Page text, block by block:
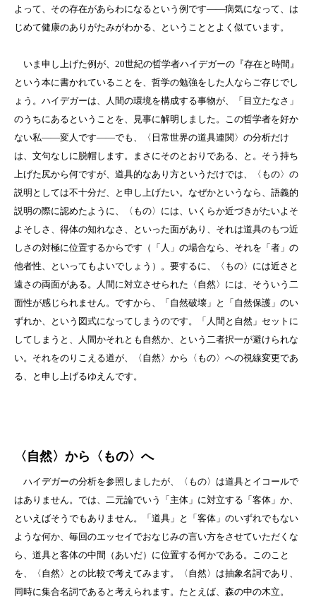
よって、その存在があらわになるという例です――病気になって、は
じめて健康のありがたみがわかる、ということとよく似ています。
いま申し上げた例が、20世紀の哲学者ハイデガーの『存在と時間』
という本に書かれていることを、哲学の勉強をした人ならご存じでし
ょう。ハイデガーは、人間の環境を構成する事物が、「目立たなさ」
のうちにあるということを、見事に解明しました。この哲学者を好か
ない私――変人です――でも、〈日常世界の道具連関〉の分析だけ
は、文句なしに脱帽します。まさにそのとおりである、と。そう持ち
上げた尻から何ですが、道具的なあり方というだけでは、〈もの〉の
説明としては不十分だ、と申し上げたい。なぜかというなら、語義的
説明の際に認めたように、〈もの〉には、いくらか近づきがたいよそ
よそしさ、得体の知れなさ、といった面があり、それは道具のもつ近
しさの対極に位置するからです（「人」の場合なら、それを「者」の
他者性、といってもよいでしょう）。要するに、〈もの〉には近さと
遠さの両面がある。人間に対立させられた〈自然〉には、そういう二
面性が感じられません。ですから、「自然破壊」と「自然保護」のい
ずれか、という図式になってしまうのです。「人間と自然」セットに
してしまうと、人間かそれとも自然か、という二者択一が避けられな
い。それをのりこえる道が、〈自然〉から〈もの〉への視線変更であ
る、と申し上げるゆえんです。
〈自然〉から〈もの〉へ
ハイデガーの分析を参照しましたが、〈もの〉は道具とイコールで
はありません。では、二元論でいう「主体」に対立する「客体」か、
といえばそうでもありません。「道具」と「客体」のいずれでもない
ような何か、毎回のエッセイでおなじみの言い方をさせていただくな
ら、道具と客体の中間（あいだ）に位置する何かである。このこと
を、〈自然〉との比較で考えてみます。〈自然〉は抽象名詞であり、
同時に集合名詞であると考えられます。たとえば、森の中の木立。